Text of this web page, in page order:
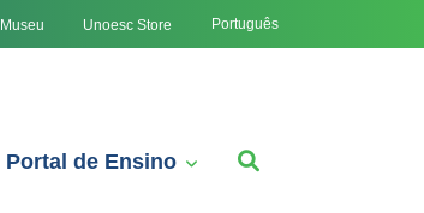
Museu Unoesc Store Português
Portal de Ensino